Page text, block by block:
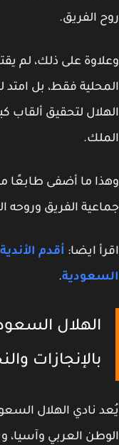
الفريق.
على ذلك، لم
فقط، بل امتد
لتحقيق ألقاب
ما أضفى طابعًا
الفريق وروحه
ايضا:أقدم الأندية
.
الهلال
بالإنجازات
نادي الهلال
العربي وآسيا،